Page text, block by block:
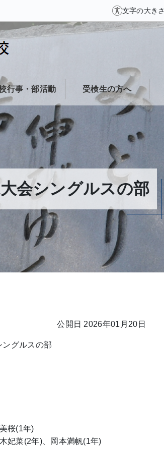
文字の大きさ
行事・部活動 受検生の方へ
会シングルスの部
公開日 2026年01月20日
ングルスの部
桜(1年)
妃菜(2年)、岡本満帆(1年)